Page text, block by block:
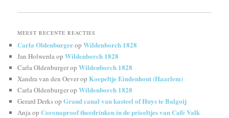
MEEST RECENTE REACTIES
Carla OldenburgeropWildenborch 1828
Jan HolwerdaopWildenborch 1828
Carla OldenburgeropWildenborch 1828
Xandra van den OeveropKoepeltje Eindenhout (Haarlem)
Carla OldenburgeropWildenborch 1828
Gerard DerksopGrand canal van kasteel of Huys te Balgoij
AnjaopCoronaproof theedrinken in de prieeltjes van Café Valk